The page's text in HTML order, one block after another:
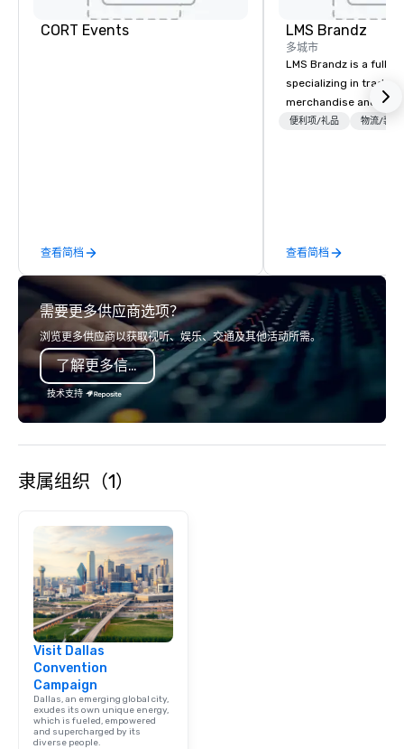
Hotel
CORT Events
查看简档
LMS Brandz
多城市
LMS Brandz is a full-
specializing in trade
merchandise and
booth giveaways and
years of industry
commitment to
service set us apart.
smart, reliable
make the end-user
seamless from start to
便利项/礼品 物流/装饰
查看简档
需要更多供应商选项？
浏览更多供应商以获取视听、娱乐、交通及其他活动所需。
了解更多信息
技术支持
隶属组织（1）
Visit Dallas
Convention
Campaign
Dallas, an emerging global city,
exudes its own unique energy,
which is fueled, empowered
and supercharged by its
diverse people.